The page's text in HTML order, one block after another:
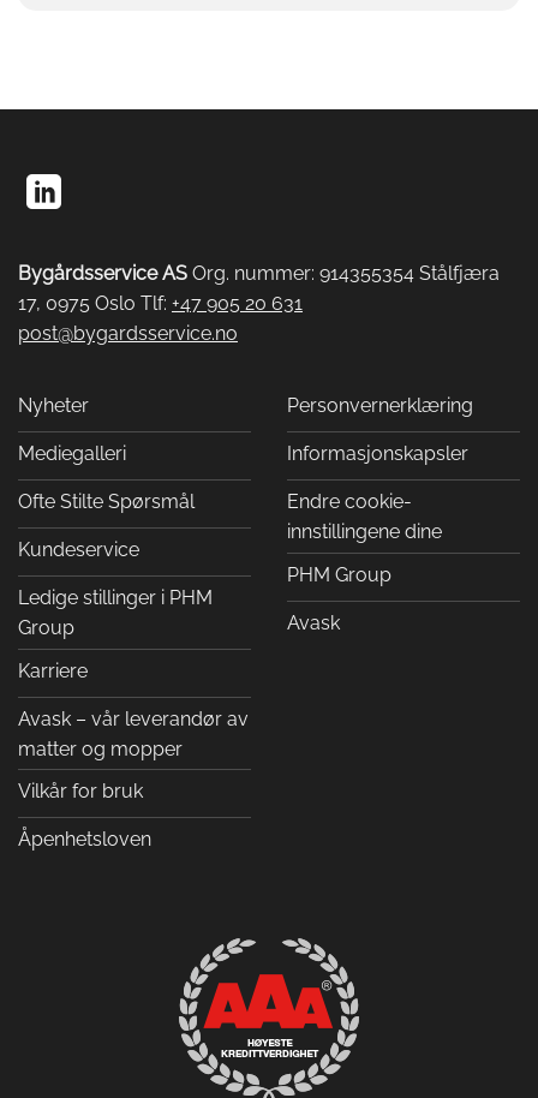
Bygårdsservice AS Org. nummer: 914355354 Stålfjæra
17, 0975 Oslo Tlf: +47 905 20 631
post@bygardsservice.no
Nyheter
Mediegalleri
Ofte Stilte Spørsmål
Kundeservice
Ledige stillinger i PHM
Group
Karriere
Avask – vår leverandør av
matter og mopper
Vilkår for bruk
Åpenhetsloven
Personvernerklæring
Informasjonskapsler
Endre cookie-
innstillingene dine
PHM Group
Avask